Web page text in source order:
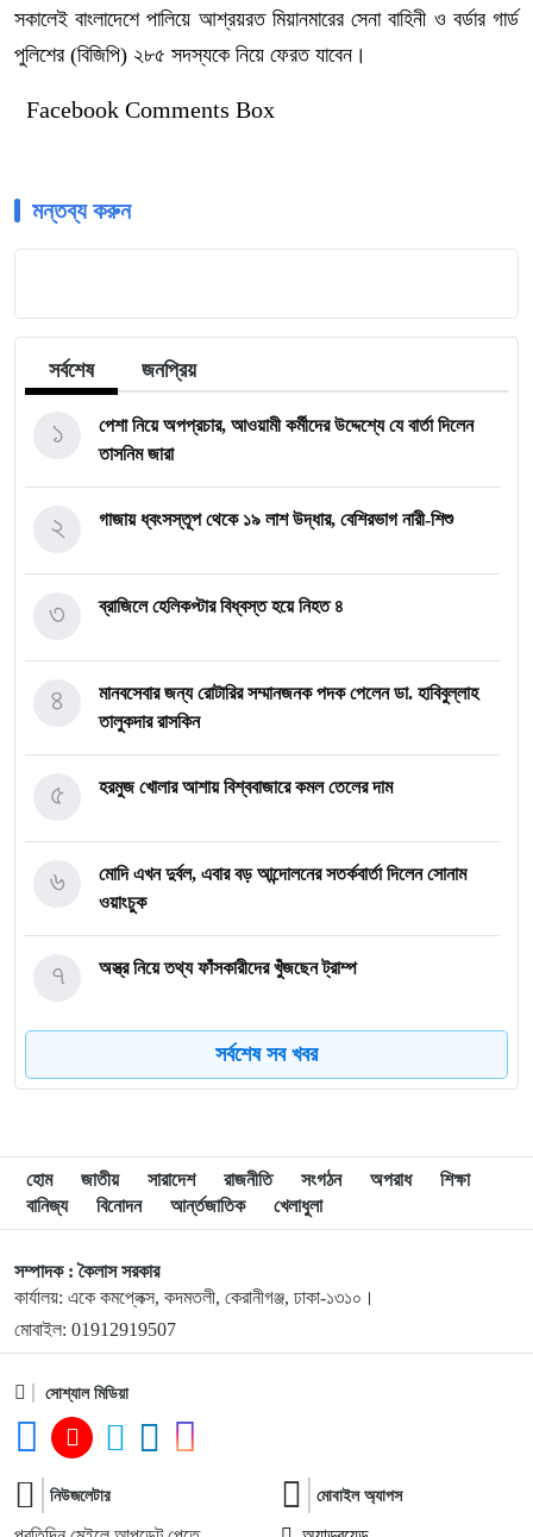
সকালেই বাংলাদেশে পালিয়ে আশ্রয়রত মিয়ানমারের সেনা বাহিনী ও বর্ডার গার্ড
পুলিশের (বিজিপি) ২৮৫ সদস্যকে নিয়ে ফেরত যাবেন।
Facebook Comments Box
মন্তব্য করুন
সর্বশেষ জনপ্রিয়
পেশা নিয়ে অপপ্রচার, আওয়ামী কর্মীদের উদ্দেশ্যে যে বার্তা দিলেন
তাসনিম জারা
১
গাজায় ধ্বংসস্তূপ থেকে ১৯ লাশ উদ্ধার, বেশিরভাগ নারী-শিশু
২
ব্রাজিলে হেলিকপ্টার বিধ্বস্ত হয়ে নিহত ৪
৩
মানবসেবার জন্য রোটারির সম্মানজনক পদক পেলেন ডা. হাবিবুল্লাহ
তালুকদার রাসকিন
৪
হরমুজ খোলার আশায় বিশ্ববাজারে কমল তেলের দাম
৫
মোদি এখন দুর্বল, এবার বড় আন্দোলনের সতর্কবার্তা দিলেন সোনাম
ওয়াংচুক
৬
অস্ত্র নিয়ে তথ্য ফাঁসকারীদের খুঁজছেন ট্রাম্প
৭
দেশে স্বর্ণের দামে বড় লাফ
৯
রাষ্ট্রপতি নির্বাচন ইসির সাংবিধানিক এখতিয়ার: সালাহউদ্দিন আহমদ
১০
‘জুলাইয়ের লেন্স’ প্রদর্শনীতে ফুটে উঠেছে গণঅভ্যুত্থানের ভয়াবহতা
১১
জনগণ আপনাকে স্বাগত জানাতে প্রস্তুত, কীভাবে আসবেন আসেন:
শেখ হাসিনাকে পরওয়ার
১২
দুপুরের মধ্যে যেসব জেলায় ৬০ কিমি বেগে ঝড়ের শঙ্কা
১৩
সর্বশেষ সব খবর
হোম জাতীয় সারাদেশ রাজনীতি সংগঠন অপরাধ
শিক্ষা
বানিজ্য
বিনোদন আর্ন্তজাতিক খেলাধুলা
সম্পাদক : কৈলাস সরকার
কার্যালয়: একে কমপ্লেক্স, কদমতলী, কেরানীগঞ্জ, ঢাকা-১৩১০।
মোবাইল: 01912919507
সোশ্যাল মিডিয়া
নিউজলেটার মোবাইল অ্যাপস